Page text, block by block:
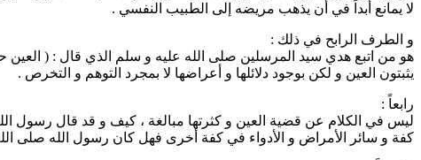
لا يمانع أبداً في أن يذهب مريضه إلى الطبيب النفسي .
و الطرف الرابح في ذلك :
هو من اتبع هدي سيد المرسلين صلى الله عليه و سلم الذي قال : ( العين
يثبتون العين و لكن بوجود دلائلها و أعراضها لا بمجرد التوهم و التخرص .
رابعاً :
ليس في الكلام عن قضية العين و كثرتها مبالغة ، كيف و قد قال رسول
كفة و سائر الأمراض و الأدواء في كفة أخرى فهل كان رسول الله صلى